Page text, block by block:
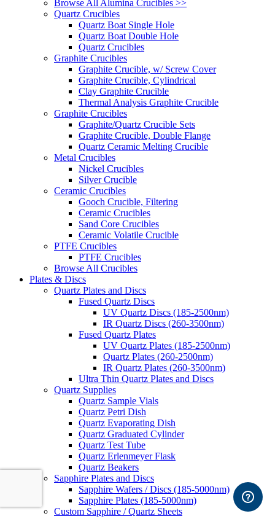
Browse All Alumina Crucibles >>
Quartz Crucibles
Quartz Boat Single Hole
Quartz Boat Double Hole
Quartz Crucibles
Graphite Crucibles
Graphite Crucible, w/ Screw Cover
Graphite Crucible, Cylindrical
Clay Graphite Crucible
Thermal Analysis Graphite Crucible
Graphite Crucibles
Graphite/Quartz Crucible Sets
Graphite Crucible, Double Flange
Quartz Ceramic Melting Crucible
Metal Crucibles
Nickel Crucibles
Silver Crucible
Ceramic Crucibles
Gooch Crucible, Filtering
Ceramic Crucibles
Sand Core Crucibles
Ceramic Volatile Crucible
PTFE Crucibles
PTFE Crucibles
Browse All Crucibles
Plates & Discs
Quartz Plates and Discs
Fused Quartz Discs
UV Quartz Discs (185-2500nm)
IR Quartz Discs (260-3500nm)
Fused Quartz Plates
UV Quartz Plates (185-2500nm)
Quartz Plates (260-2500nm)
IR Quartz Plates (260-3500nm)
Ultra Thin Quartz Plates and Discs
Quartz Supplies
Quartz Sample Vials
Quartz Petri Dish
Quartz Evaporating Dish
Quartz Graduated Cylinder
Quartz Test Tube
Quartz Erlenmeyer Flask
Quartz Beakers
Sapphire Plates and Discs
Sapphire Wafers / Discs (185-5000nm)
Sapphire Plates (185-5000nm)
Custom Sapphire / Quartz Sheets